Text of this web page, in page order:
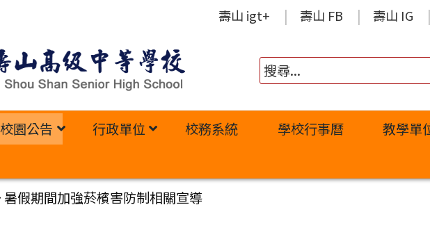
壽山 igt+ 壽山 FB 壽山 IG
校園公告 行政單位 校務系統 學校行事曆
教學單
暑假期間加強菸檳害防制相關宣導